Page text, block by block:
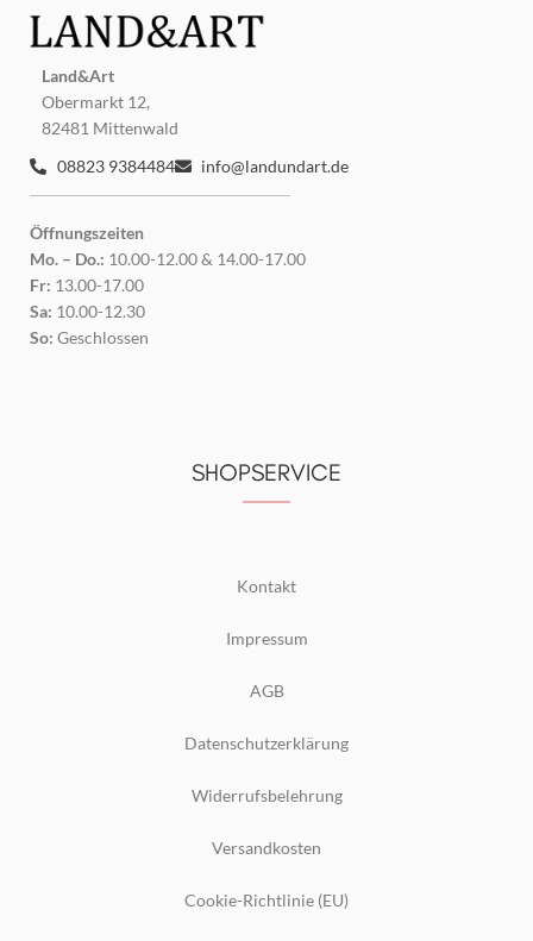
Land&Art
Obermarkt 12,
82481 Mittenwald
08823 9384484
info@landundart.de
Öffnungszeiten
Mo. – Do.: 10.00-12.00 & 14.00-17.00
Fr: 13.00-17.00
Sa: 10.00-12.30
So: Geschlossen
SHOPSERVICE
Kontakt
Impressum
AGB
Datenschutzerklärung
Widerrufsbelehrung
Versandkosten
Cookie-Richtlinie (EU)